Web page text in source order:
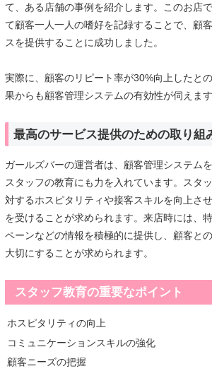
て、ある店舗の事例を紹介します。このお店
て顧客一人一人の嗜好を記録することで、顧
スを提供することに成功しました。
実際に、顧客のリピート率が30%向上したと
果からも顧客管理システムの有効性が伺えます
最高のサービス提供のための取り組
ガールズバーの運営者は、顧客管理システム
スタッフの教育にも力を入れています。スタ
対するホスピタリティや接客スキルを向上さ
を受けることが求められます。来店時には、
ペーンなどの情報を積極的に提供し、顧客と
大切にすることが求められます。
スタッフ教育の重要なポイント
ホスピタリティの向上
コミュニケーションスキルの強化
顧客ニーズの把握